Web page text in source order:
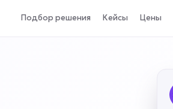
Подбор решения Кейсы Цены